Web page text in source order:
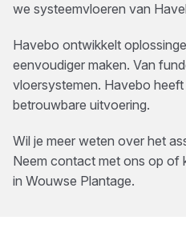
we systeemvloeren van
Havebo ontwikkelt
eenvoudiger maken. Van
vloersystemen. Havebo
betrouwbare uitvoering.
Wil je meer weten over het
Neem contact met ons op of
in Wouwse Plantage.